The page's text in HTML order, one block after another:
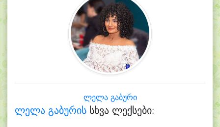
ლელა გაბური
ლელა გაბურის სხვა ლექსები: